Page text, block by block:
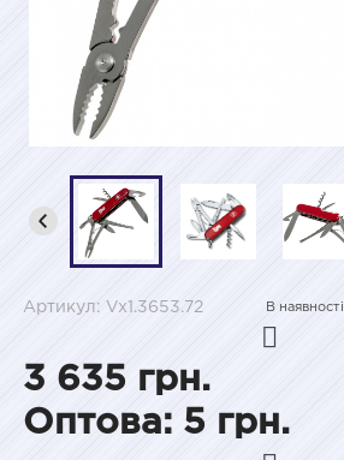
Артикул: Vx1.3653.72 В наявності
3 635 грн.
Оптова: 5 грн.